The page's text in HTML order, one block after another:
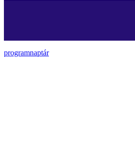
programnaptár